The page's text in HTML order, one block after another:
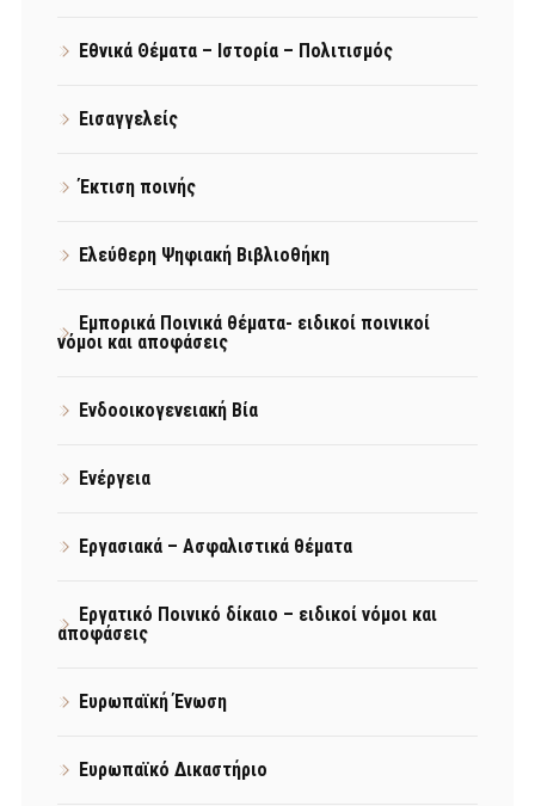
Εθνικά Θέματα – Ιστορία – Πολιτισμός
Εισαγγελείς
Έκτιση ποινής
Ελεύθερη Ψηφιακή Βιβλιοθήκη
Εμπορικά Ποινικά θέματα- ειδικοί ποινικοί
νόμοι και αποφάσεις
Ενδοοικογενειακή Βία
Ενέργεια
Εργασιακά – Ασφαλιστικά θέματα
Εργατικό Ποινικό δίκαιο – ειδικοί νόμοι και
αποφάσεις
Ευρωπαϊκή Ένωση
Ευρωπαϊκό Δικαστήριο